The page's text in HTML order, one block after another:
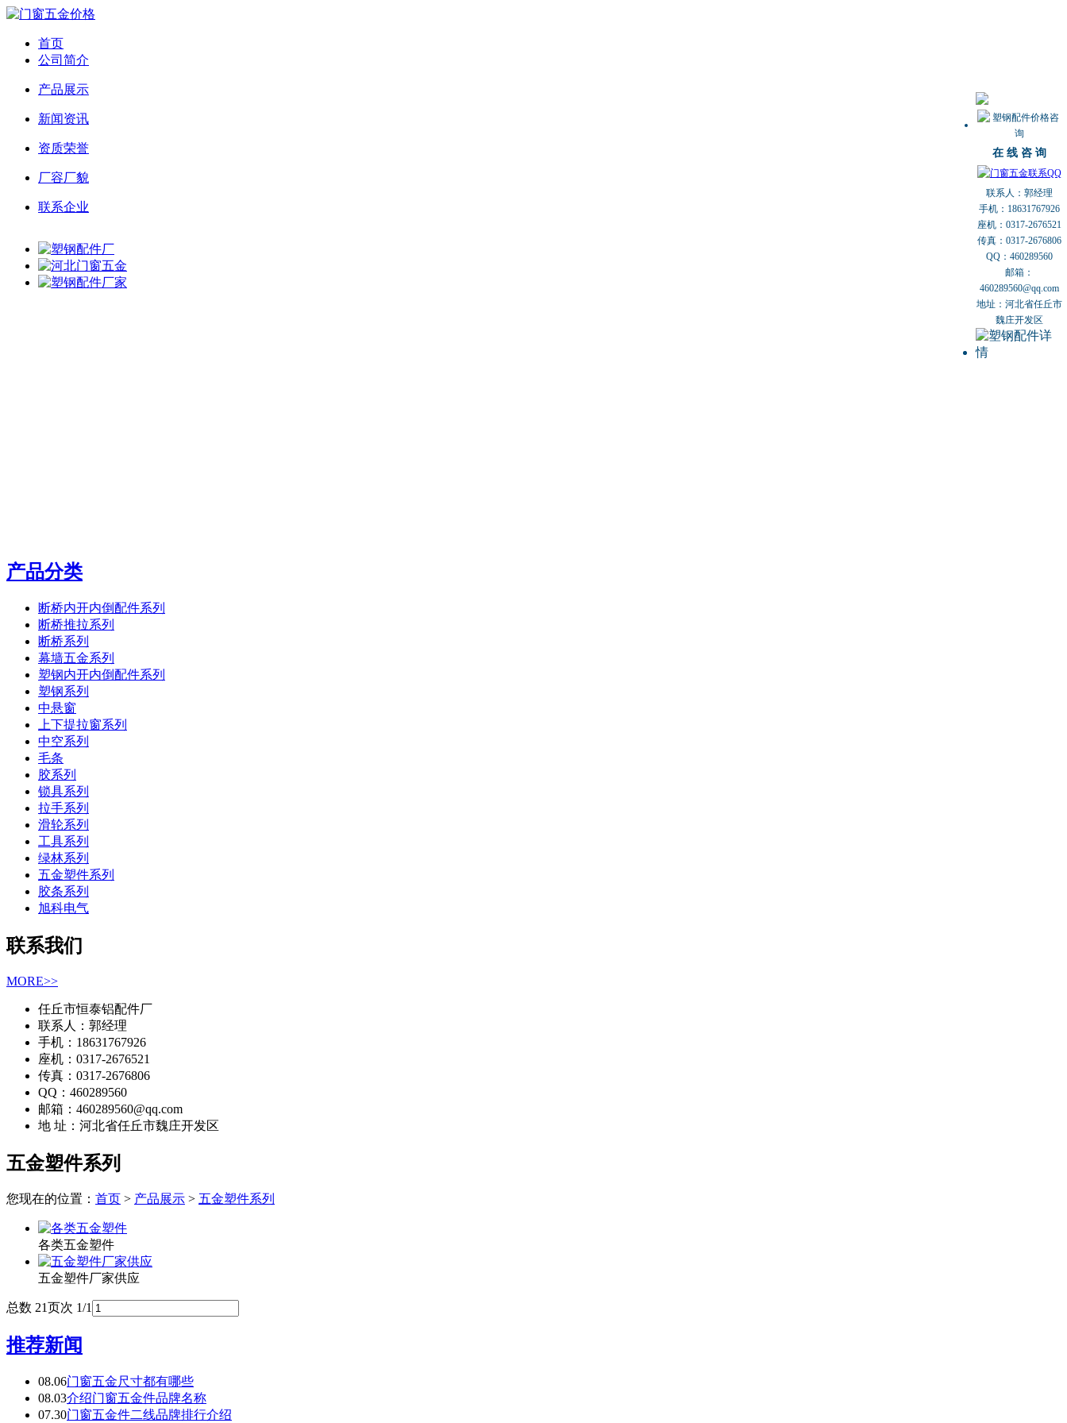
首页
公司简介
产品展示
新闻资讯
资质荣誉
厂容厂貌
联系企业
产品分类
断桥内开内倒配件系列
断桥推拉系列
断桥系列
幕墙五金系列
塑钢内开内倒配件系列
塑钢系列
中悬窗
上下提拉窗系列
中空系列
毛条
胶系列
锁具系列
拉手系列
滑轮系列
工具系列
绿林系列
五金塑件系列
胶条系列
旭科电气
联系我们
MORE>>
任丘市恒泰铝配件厂
联系人：郭经理
手机：18631767926
座机：0317-2676521
传真：0317-2676806
QQ：460289560
邮箱：460289560@qq.com
地 址：河北省任丘市魏庄开发区
五金塑件系列
您现在的位置： 首页 > 产品展示 > 五金塑件系列
各类五金塑件
五金塑件厂家供应
总数 21页次 1/1
推荐新闻
08.06门窗五金尺寸都有哪些
08.03介绍门窗五金件品牌名称
07.30门窗五金件二线品牌排行介绍
在 线 咨 询
联系人：郭经理
手机：18631767926
座机：0317-2676521
传真：0317-2676806
QQ：460289560
邮箱：
460289560@qq.com
地址：河北省任丘市
魏庄开发区